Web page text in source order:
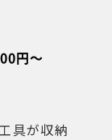
円〜
具が収納